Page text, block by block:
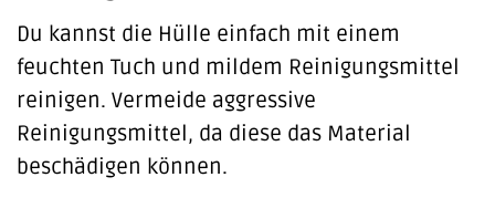
Du kannst die Hülle einfach mit einem
feuchten Tuch und mildem Reinigungsmittel
reinigen. Vermeide aggressive
Reinigungsmittel, da diese das Material
beschädigen können.